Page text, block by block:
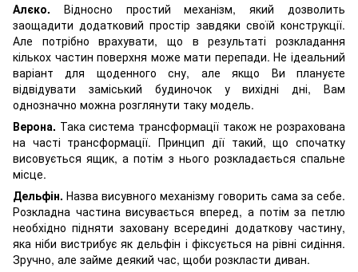
Алєко. Відносно простий механізм, який дозволить
заощадити додатковий простір завдяки своїй конструкції.
Але потрібно врахувати, що в результаті розкладання
кількох частин поверхня може мати перепади. Не ідеальний
варіант для щоденного сну, але якщо Ви плануєте
відвідувати заміський будиночок у вихідні дні, Вам
однозначно можна розглянути таку модель.
Верона. Така система трансформації також не розрахована
на часті трансформації. Принцип дії такий, що спочатку
висовується ящик, а потім з нього розкладається спальне
місце.
Дельфін.Назва висувного механізму говорить сама за себе.
Розкладна частина висувається вперед, а потім за петлю
необхідно підняти заховану всередині додаткову частину,
яка ніби вистрибує як дельфін і фіксується на рівні сидіння.
Зручно, але займе деякий час, щоби розкласти диван.